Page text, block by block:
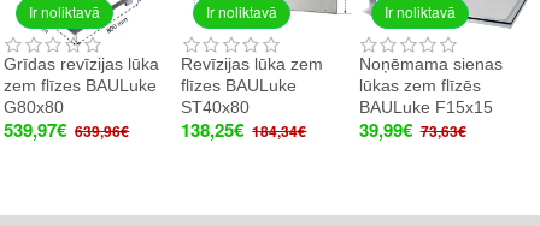
Ir noliktavā
Grīdas revīzijas lūka
zem flīzes BAULuke
G80x80
539,97€ 639,96€
Ir noliktavā
Revīzijas lūka zem
flīzes BAULuke
ST40x80
138,25€ 184,34€
Ir noliktavā
Noņēmama sienas
lūkas zem flīzēs
BAULuke F15x15
39,99€ 73,63€